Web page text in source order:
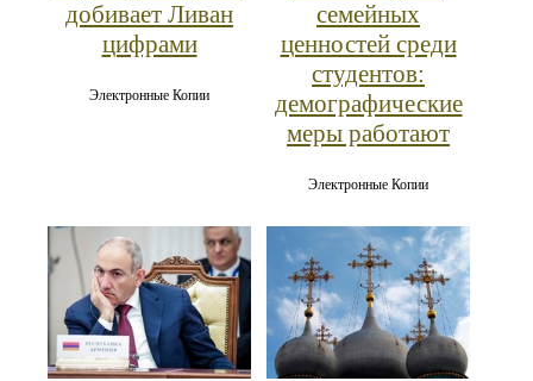
добивает Ливан
цифрами
Электронные Копии
семейных
ценностей среди
студентов:
демографические
меры работают
Электронные Копии